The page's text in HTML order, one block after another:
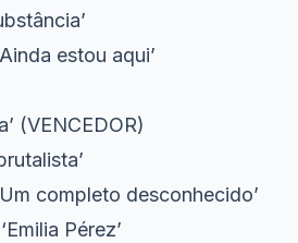
estou aqui’
(VENCEDOR)
completo desconhecido’
Pérez’